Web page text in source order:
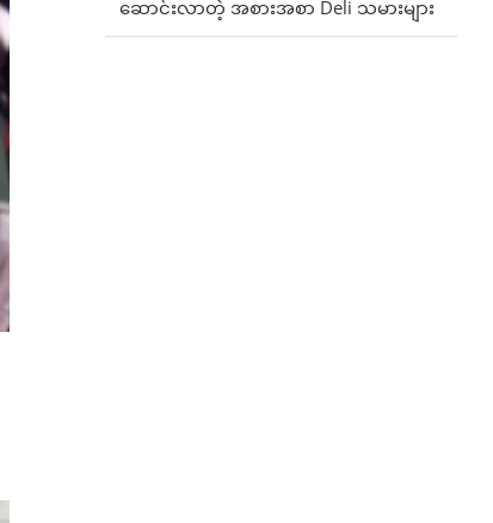
ဆောင်းလာတဲ့ အစားအစာ Deli သမားများ